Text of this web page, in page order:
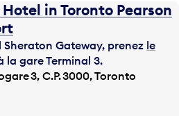
in Toronto Pearson
Sheraton Gateway, prenez le
la gare Terminal 3.
3, C.P. 3000, Toronto